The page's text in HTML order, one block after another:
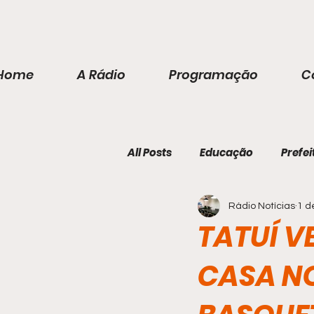
A Rádio Programação
All Posts Educação
TATUÍ
CASA
Rádio Notícias 1